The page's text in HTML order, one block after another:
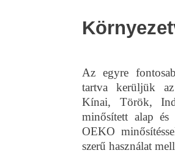
Az egyre
tartva kerüljük az
Kínai, Török,
minősített alap és
OEKO
szerű használat